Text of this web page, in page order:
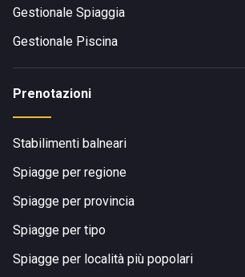
Gestionale Spiaggia
Gestionale Piscina
Prenotazioni
Stabilimenti balneari
Spiagge per regione
Spiagge per provincia
Spiagge per tipo
Spiagge per località più popolari